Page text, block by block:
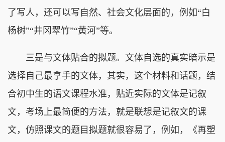
了写人，还可以写自然、社会文化层面的，例如“白
杨树”“井冈翠竹”“黄河”等。
三是与文体贴合的拟题。文体自选的真实暗示是
选择自己最拿手的文体，其实，这个材料和话题，结
合初中生的语文课程水准，贴近实际的文体是记叙
文，考场上最简便的方法，就是联想是记叙文的课
文，仿照课文的题目拟题就很容易了，例如，《再塑